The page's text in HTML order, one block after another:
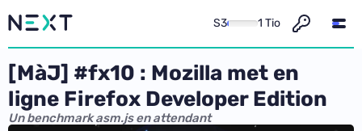
S3 1 Tio
[MàJ] #fx10 : Mozilla met en
ligne Firefox Developer Edition
Un benchmark asm.js en attendant